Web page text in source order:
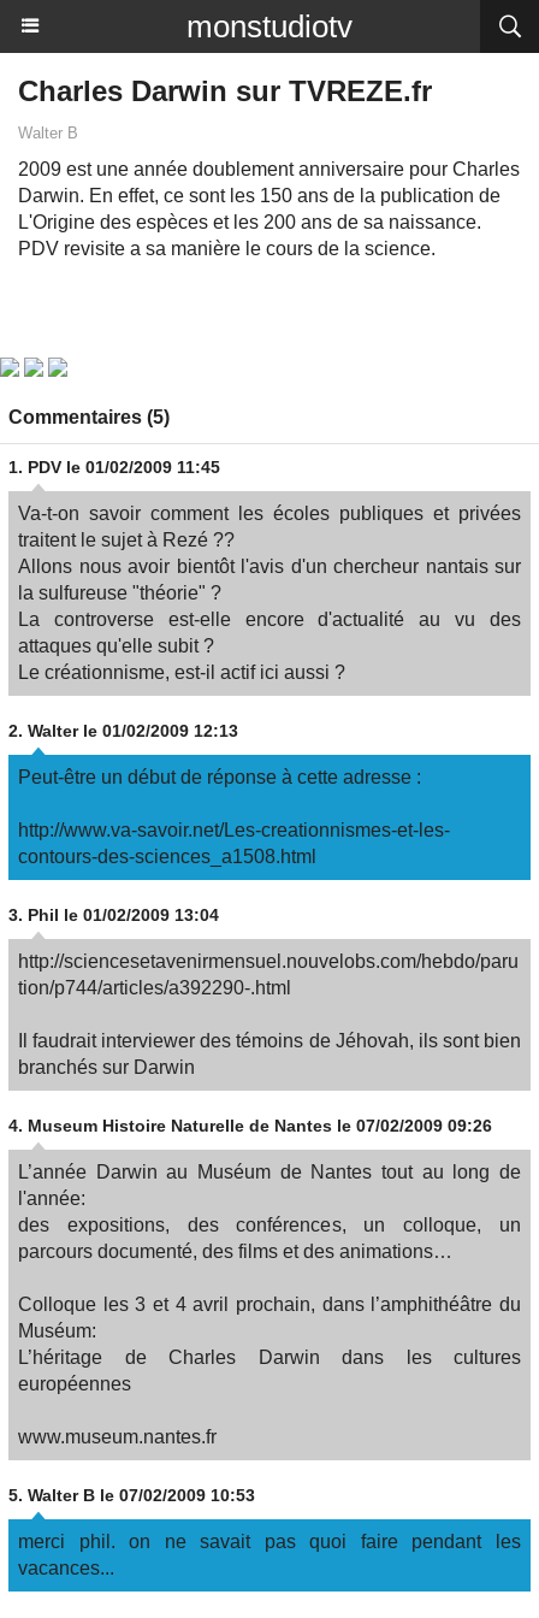
monstudiotv
Charles Darwin sur TVREZE.fr
Walter B
2009 est une année doublement anniversaire pour Charles
Darwin. En effet, ce sont les 150 ans de la publication de
L'Origine des espèces et les 200 ans de sa naissance.
PDV revisite a sa manière le cours de la science.
Commentaires (5)
1. PDV le 01/02/2009 11:45
Va-t-on savoir comment les écoles publiques et privées
traitent le sujet à Rezé ??
Allons nous avoir bientôt l'avis d'un chercheur nantais sur
la sulfureuse "théorie" ?
La controverse est-elle encore d'actualité au vu des
attaques qu'elle subit ?
Le créationnisme, est-il actif ici aussi ?
2. Walter le 01/02/2009 12:13
Peut-être un début de réponse à cette adresse :
http://www.va-savoir.net/Les-creationnismes-et-les-
contours-des-sciences_a1508.html
3. Phil le 01/02/2009 13:04
http://sciencesetavenirmensuel.nouvelobs.com/hebdo/paru
tion/p744/articles/a392290-.html
Il faudrait interviewer des témoins de Jéhovah, ils sont bien
branchés sur Darwin
4. Museum Histoire Naturelle de Nantes le 07/02/2009 09:26
L’année Darwin au Muséum de Nantes tout au long de
l'année:
des expositions, des conférences, un colloque, un
parcours documenté, des films et des animations…
Colloque les 3 et 4 avril prochain, dans l’amphithéâtre du
Muséum:
L’héritage de Charles Darwin dans les cultures
européennes
www.museum.nantes.fr
5. Walter B le 07/02/2009 10:53
merci phil. on ne savait pas quoi faire pendant les
vacances...